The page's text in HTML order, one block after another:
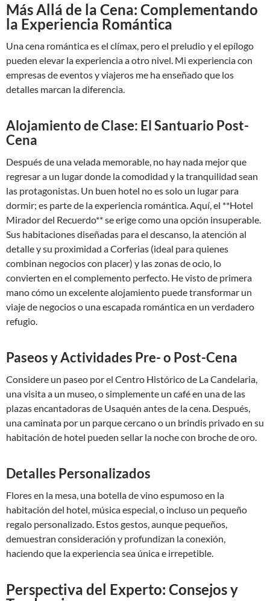
Más Allá de la Cena: Complementando
la Experiencia Romántica
Una cena romántica es el clímax, pero el preludio y el epílogo
pueden elevar la experiencia a otro nivel. Mi experiencia con
empresas de eventos y viajeros me ha enseñado que los
detalles marcan la diferencia.
Alojamiento de Clase: El Santuario Post-
Cena
Después de una velada memorable, no hay nada mejor que
regresar a un lugar donde la comodidad y la tranquilidad sean
las protagonistas. Un buen hotel no es solo un lugar para
dormir; es parte de la experiencia romántica. Aquí, el **Hotel
Mirador del Recuerdo** se erige como una opción insuperable.
Sus habitaciones diseñadas para el descanso, la atención al
detalle y su proximidad a Corferias (ideal para quienes
combinan negocios con placer) y las zonas de ocio, lo
convierten en el complemento perfecto. He visto de primera
mano cómo un excelente alojamiento puede transformar un
viaje de negocios o una escapada romántica en un verdadero
refugio.
Paseos y Actividades Pre- o Post-Cena
Considere un paseo por el Centro Histórico de La Candelaria,
una visita a un museo, o simplemente un café en una de las
plazas encantadoras de Usaquén antes de la cena. Después,
una caminata por un parque cercano o un brindis privado en su
habitación de hotel pueden sellar la noche con broche de oro.
Detalles Personalizados
Flores en la mesa, una botella de vino espumoso en la
habitación del hotel, música especial, o incluso un pequeño
regalo personalizado. Estos gestos, aunque pequeños,
demuestran consideración y profundizan la conexión,
haciendo que la experiencia sea única e irrepetible.
Perspectiva del Experto: Consejos y